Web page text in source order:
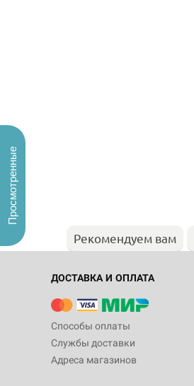
Рекомендуем вам
ДОСТАВКА И ОПЛАТА
Способы оплаты
Службы доставки
Адреса магазинов
Просмотренные